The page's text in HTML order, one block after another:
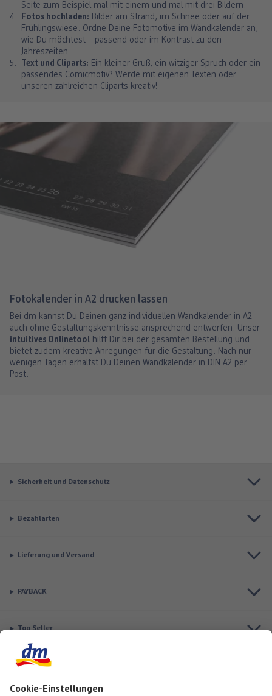
Seite zum Beispiel mal mit einem und mal mit drei Bildern.
Fotos hochladen: Bilder am Strand, im Schnee oder auf der
Frühlingswiese: Ordne Deine Fotomotive im Wandkalender an,
wie Du möchtest – passend oder im Kontrast zu den
Jahreszeiten.
Text und Cliparts: Ein kleiner Gruß, ein witziger Spruch oder ein
passendes Comicmotiv? Werde mit eigenen Texten oder
unseren zahlreichen Cliparts kreativ!
Fotokalender in A2 drucken lassen
Bei dm kannst Du Deinen ganz individuellen Wandkalender in A2
auch ohne Gestaltungskenntnisse ansprechend entwerfen. Unser
intuitives Onlinetool hilft Dir bei der gesamten Bestellung und
bietet zudem kreative Anregungen für die Gestaltung. Nach nur
wenigen Tagen erhältst Du Deinen Wandkalender in DIN A2 per
Post.
Sicherheit und Datenschutz
Bezahlarten
Lieferung und Versand
PAYBACK
Top Seller
Aktuell besonders beliebt